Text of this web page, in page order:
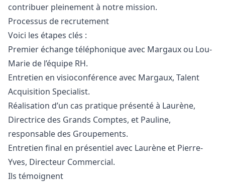
contribuer pleinement à notre mission.
Processus de recrutement
Voici les étapes clés :
Premier échange téléphonique avec Margaux ou Lou-
Marie de l’équipe RH.
Entretien en visioconférence avec Margaux, Talent
Acquisition Specialist.
Réalisation d’un cas pratique présenté à Laurène,
Directrice des Grands Comptes, et Pauline,
responsable des Groupements.
Entretien final en présentiel avec Laurène et Pierre-
Yves, Directeur Commercial.
Ils témoignent